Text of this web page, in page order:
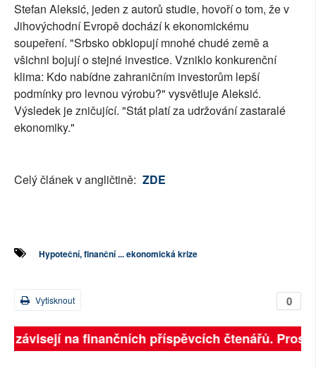
Stefan Aleksić, jeden z autorů studie, hovoří o tom, že v
Jihovýchodní Evropě dochází k ekonomickému
soupeření. "Srbsko obklopují mnohé chudé země a
všichni bojují o stejné investice. Vzniklo konkurenční
klima: Kdo nabídne zahraničním investorům lepší
podmínky pro levnou výrobu?" vysvětluje Aleksić.
Výsledek je zničující. "Stát platí za udržování zastaralé
ekonomiky."
Celý článek v angličtině: ZDE
Hypoteční, finanční ... ekonomická krize
0
Vytisknout
závisejí na finančních příspěvcích čtenářů.